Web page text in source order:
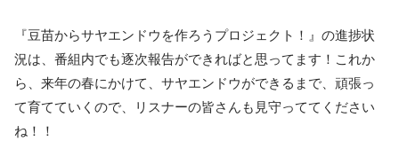
『豆苗からサヤエンドウを作ろうプロジェクト！』の進捗状
況は、番組内でも逐次報告ができればと思ってます！これか
ら、来年の春にかけて、サヤエンドウができるまで、頑張っ
て育てていくので、リスナーの皆さんも見守っててください
ね！！